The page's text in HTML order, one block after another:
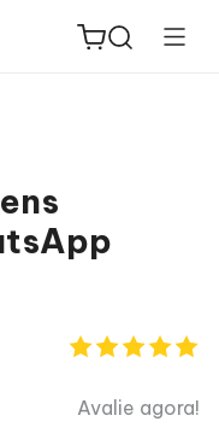
Avalie agora!